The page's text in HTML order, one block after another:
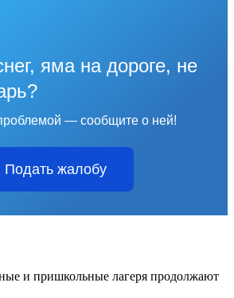
яма на дороге, не
— сообщите о ней!
Подать жалобу
и пришкольные лагеря продолжают